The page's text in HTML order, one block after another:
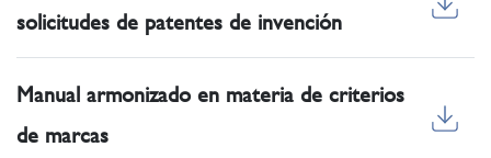
solicitudes de patentes de invención
Manual armonizado en materia de criterios
de marcas